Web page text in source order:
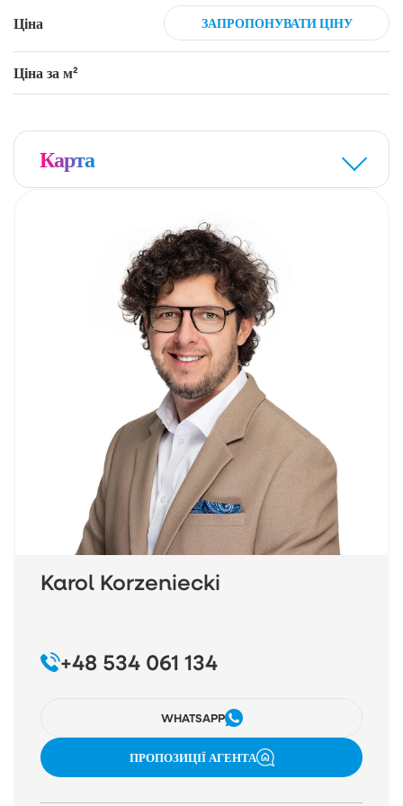
Ціна ЗАПРОПОНУВАТИ ЦІНУ
Ціна за м²
Карта
Karol Korzeniecki
+48 534 061 134
WHATSAPP
ПРОПОЗИЦІЇ АГЕНТА